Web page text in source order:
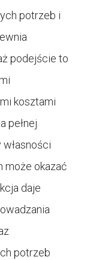
potrzeb i
podejście to
kosztami
pełnej
może okazać
daje
potrzeb